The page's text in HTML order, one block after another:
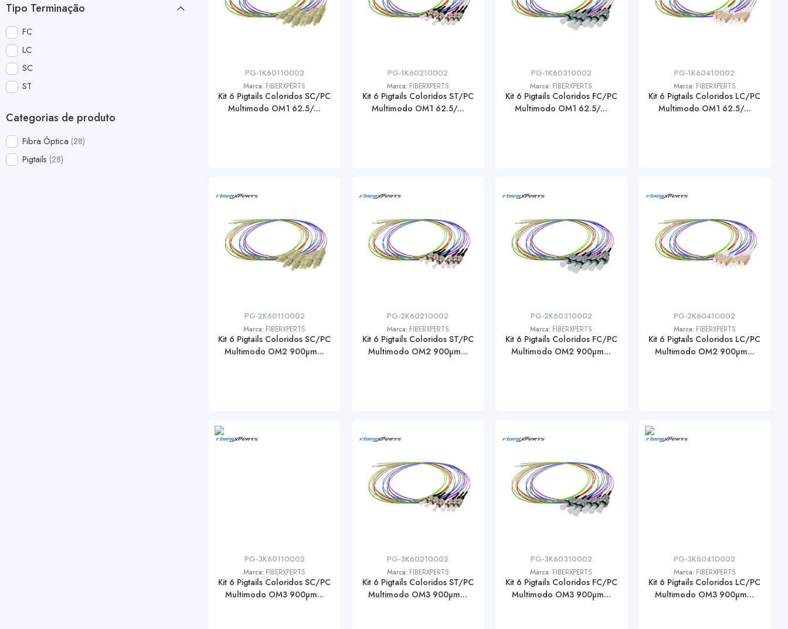
PG-1K60110002
Marca: FIBERXPERTS
Kit 6 Pigtails Coloridos SC/PC
Multimodo OM1 62.5/...
PG-1K60210002
Marca: FIBERXPERTS
Kit 6 Pigtails Coloridos ST/PC
Multimodo OM1 62.5/...
PG-1K60310002
Marca: FIBERXPERTS
Kit 6 Pigtails Coloridos FC/PC
Multimodo OM1 62.5/...
PG-1K60410002
Marca: FIBERXPERTS
Kit 6 Pigtails Coloridos LC/PC
Multimodo OM1 62.5/...
PG-2K60110002
Marca: FIBERXPERTS
Kit 6 Pigtails Coloridos SC/PC
Multimodo OM2 900µm...
PG-2K60210002
Marca: FIBERXPERTS
Kit 6 Pigtails Coloridos ST/PC
Multimodo OM2 900µm...
PG-2K60310002
Marca: FIBERXPERTS
Kit 6 Pigtails Coloridos FC/PC
Multimodo OM2 900µm...
PG-2K60410002
Marca: FIBERXPERTS
Kit 6 Pigtails Coloridos LC/PC
Multimodo OM2 900µm...
PG-3K60110002
Marca: FIBERXPERTS
Kit 6 Pigtails Coloridos SC/PC
Multimodo OM3 900µm...
PG-3K60210002
Marca: FIBERXPERTS
Kit 6 Pigtails Coloridos ST/PC
Multimodo OM3 900µm...
PG-3K60310002
Marca: FIBERXPERTS
Kit 6 Pigtails Coloridos FC/PC
Multimodo OM3 900µm...
PG-3K60410002
Marca: FIBERXPERTS
Kit 6 Pigtails Coloridos LC/PC
Multimodo OM3 900µm...
Tipo Terminação
FC
LC
SC
ST
Categorias de produto
Fibra Óptica 28
Pigtails 28